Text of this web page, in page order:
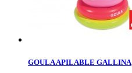
GOULA APILABLE GALLINA